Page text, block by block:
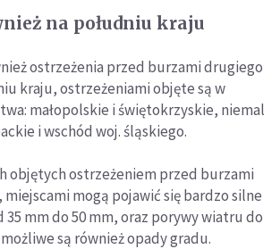
na południu kraju
ostrzeżenia przed burzami drugiego
kraju, ostrzeżeniami objęte są w
małopolskie i świętokrzyskie, niemal
i wschód woj. śląskiego.
objętych ostrzeżeniem przed burzami
mogą pojawić się bardzo silne
35 mm do 50 mm, oraz porywy wiatru do
są również opady gradu.